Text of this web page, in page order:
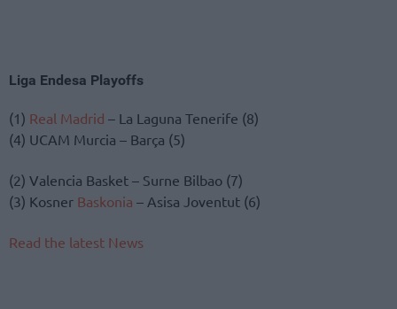
Liga Endesa Playoffs
(1) Real Madrid – La Laguna Tenerife (8)
(4) UCAM Murcia – Barça (5)
(2) Valencia Basket – Surne Bilbao (7)
(3) Kosner Baskonia – Asisa Joventut (6)
Read the latest News